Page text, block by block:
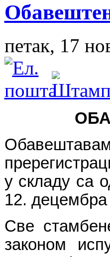
петак, 17
у складу са
12. децембра
Све
законом